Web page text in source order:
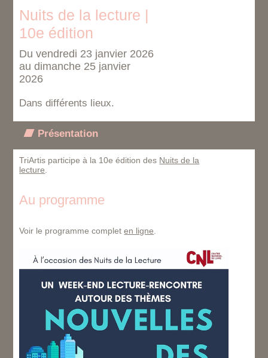
Nuits de la lecture |
10e édition
Du vendredi 23 janvier 2026
au dimanche 25 janvier
2026
Dans différents lieux.
Présentation
TriArtis participe à la 10e édition des Nuits de la
lecture
Au programme
Voir le programme completen ligne